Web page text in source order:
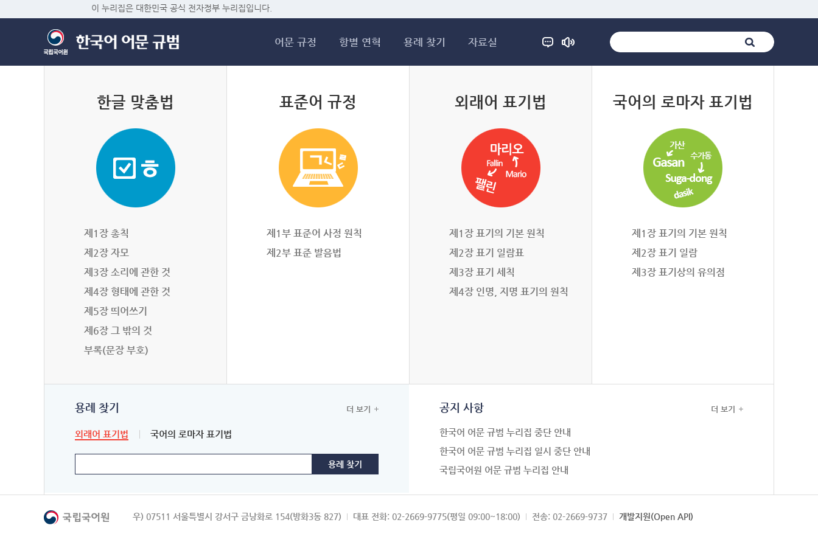
이 누리집은 대한민국 공식 전자정부 누리집입니다.
어문 규정 항별 연혁 용례 찾기 자료실
한글 맞춤법
제1장 총칙
제2장 자모
제3장 소리에 관한 것
제4장 형태에 관한 것
제5장 띄어쓰기
제6장 그 밖의 것
부록(문장 부호)
표준어 규정
제1부 표준어 사정 원칙
제2부 표준 발음법
외래어 표기법
제1장 표기의 기본 원칙
제2장 표기 일람표
제3장 표기 세칙
제4장 인명, 지명 표기의 원칙
국어의 로마자 표기법
제1장 표기의 기본 원칙
제2장 표기 일람
제3장 표기상의 유의점
용례 찾기
외래어 표기법 국어의 로마자 표기법
더 보기 공지 사항
한국어 어문 규범 누리집 중단 안내
한국어 어문 규범 누리집 일시 중단 안내
국립국어원 어문 규범 누리집 안내
더 보기
우) 07511 서울특별시 강서구 금낭화로 154(방화3동 827) 대표 전화: 02-2669-9775(평일 09:00~18:00) 전송: 02-2669-9737 개발지원(Open API)